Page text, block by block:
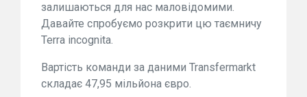
залишаються для нас маловідомими.
Давайте спробуємо розкрити цю таємничу
Terra incognita.
Вартість команди за даними Transfermarkt
складає 47,95 мільйона євро.